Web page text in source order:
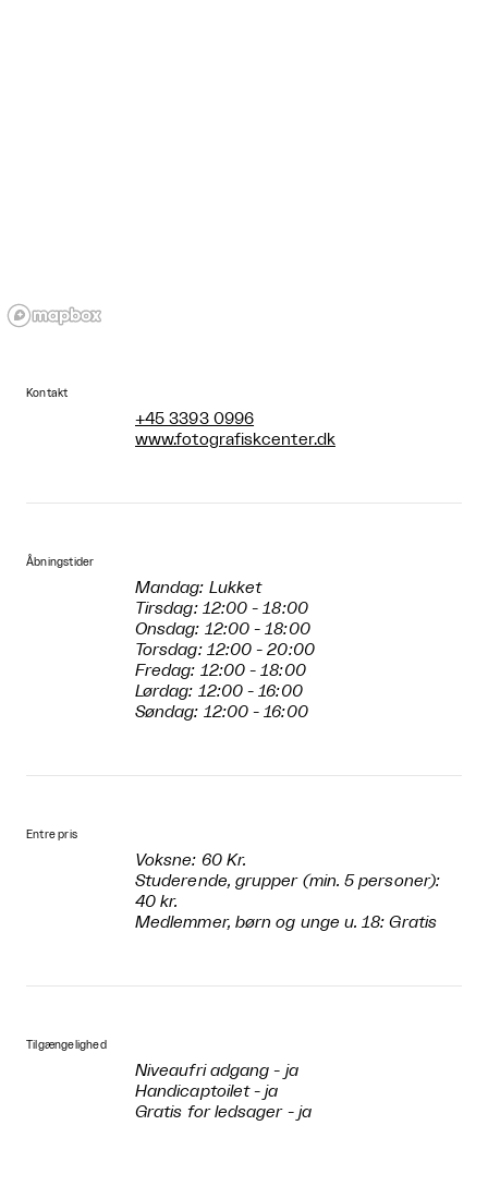
Kontakt
+45 3393 0996
www.fotografiskcenter.dk
Åbningstider
Mandag: Lukket
Tirsdag: 12:00 - 18:00
Onsdag: 12:00 - 18:00
Torsdag: 12:00 - 20:00
Fredag: 12:00 - 18:00
Lørdag: 12:00 - 16:00
Søndag: 12:00 - 16:00
Entre pris
Voksne: 60 Kr.
Studerende, grupper (min. 5 personer):
40 kr.
Medlemmer, børn og unge u. 18: Gratis
Tilgængelighed
Niveaufri adgang - ja
Handicaptoilet - ja
Gratis for ledsager - ja